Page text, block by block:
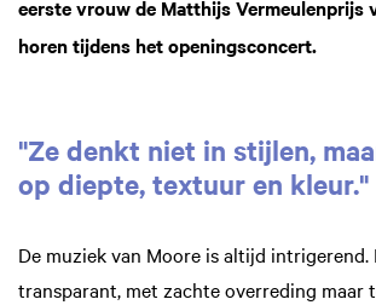
eerste vrouw de Matthijs Vermeulenprijs
horen tijdens het openingsconcert.
"Ze denkt niet in stijlen,
op diepte, textuur en kleur."
De muziek van Moore is altijd intrigerend.
transparant, met zachte overreding maar